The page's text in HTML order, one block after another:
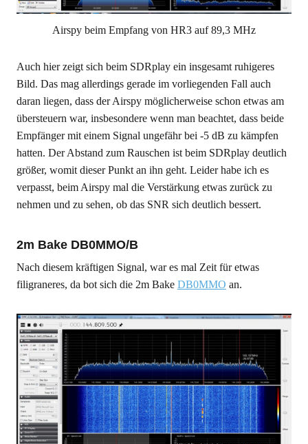
Airspy beim Empfang von HR3 auf 89,3 MHz
Auch hier zeigt sich beim SDRplay ein insgesamt ruhigeres
Bild. Das mag allerdings gerade im vorliegenden Fall auch
daran liegen, dass der Airspy möglicherweise schon etwas am
übersteuern war, insbesondere wenn man beachtet, dass beide
Empfänger mit einem Signal ungefähr bei -5 dB zu kämpfen
hatten. Der Abstand zum Rauschen ist beim SDRplay deutlich
größer, womit dieser Punkt an ihn geht. Leider habe ich es
verpasst, beim Airspy mal die Verstärkung etwas zurück zu
nehmen und zu sehen, ob das SNR sich deutlich bessert.
2m Bake DB0MMO/B
Nach diesem kräftigen Signal, war es mal Zeit für etwas
filigraneres, da bot sich die 2m Bake DB0MMO an.